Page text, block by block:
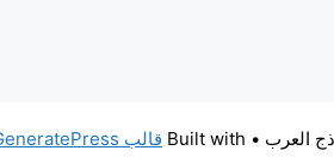
• Built with قالب GeneratePress